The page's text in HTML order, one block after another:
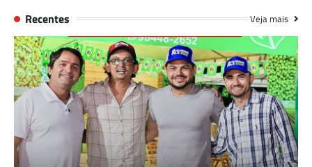
Recentes Veja mais